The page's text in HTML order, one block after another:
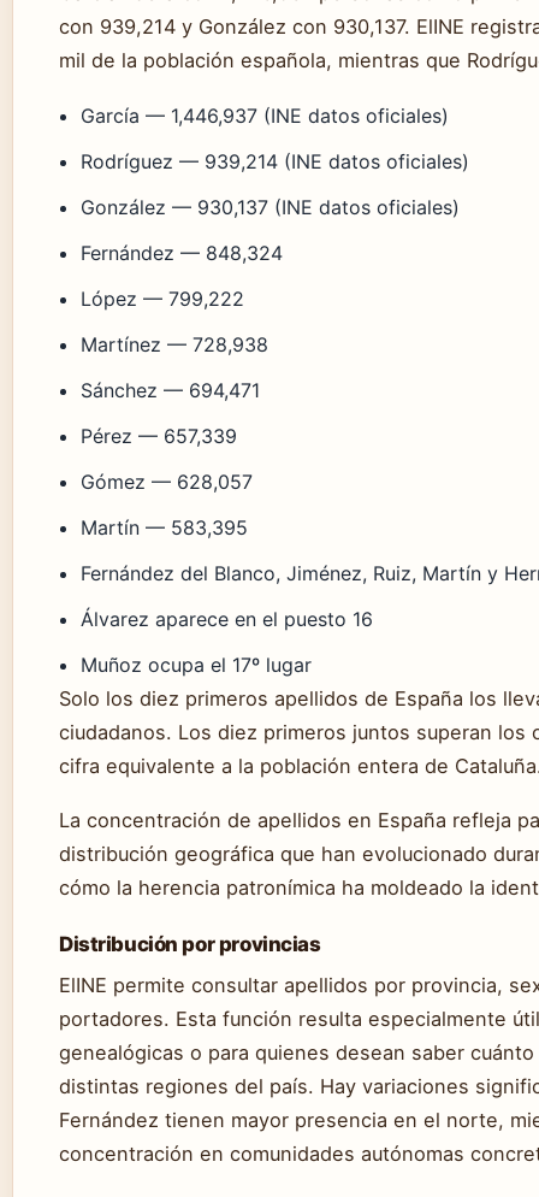
con 939,214 y González con 930,137. ElINE
mil de la población española, mientras que
García — 1,446,937 (INE datos oficiales)
Rodríguez — 939,214 (INE datos oficiales)
González — 930,137 (INE datos oficiales)
Fernández — 848,324
López — 799,222
Martínez — 728,938
Sánchez — 694,471
Pérez — 657,339
Gómez — 628,057
Martín — 583,395
Fernández del Blanco, Jiménez, Ruiz, Martín y
Álvarez aparece en el puesto 16
Muñoz ocupa el 17º lugar
Solo los diez primeros apellidos de España los
ciudadanos. Los diez primeros juntos superan los
cifra equivalente a la población entera de
La concentración de apellidos en España refleja
distribución geográfica que han evolucionado
cómo la herencia patronímica ha moldeado la
Distribución por provincias
ElINE permite consultar apellidos por provincia,
portadores. Esta función resulta especialmente
genealógicas o para quienes desean saber
distintas regiones del país. Hay variaciones
Fernández tienen mayor presencia en el norte,
concentración en comunidades autónomas